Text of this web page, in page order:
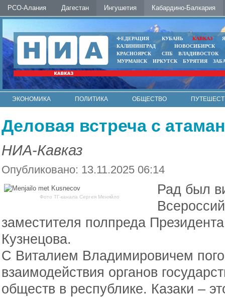
РСО-Алания Дагестан Ингушетия Кабардино-Балкария
ФЕДЕРАЦИЯ КУБАНЬ КАВКАЗ
КАЛИНИНГРАД
НОВОСИБИРСК
КРАСНОЯРСК
СПБ
ВЛАДИВОСТОК
МУРМАНСК
ИРКУТСК БУРЯТИЯ
ЭКОНОМИКА ПОЛИТИКА ОБЩЕСТВО
Деловая встреча с
НИА-Кавказ
Опубликовано: 13.11.2025 06:14
Фото ТГ-канала Сергея Меняйло
Рад был
заместителя полпреда
Кузнецова.
С Виталием Владимировичем
взаимодействия органов
обществ в республике. Казаки –